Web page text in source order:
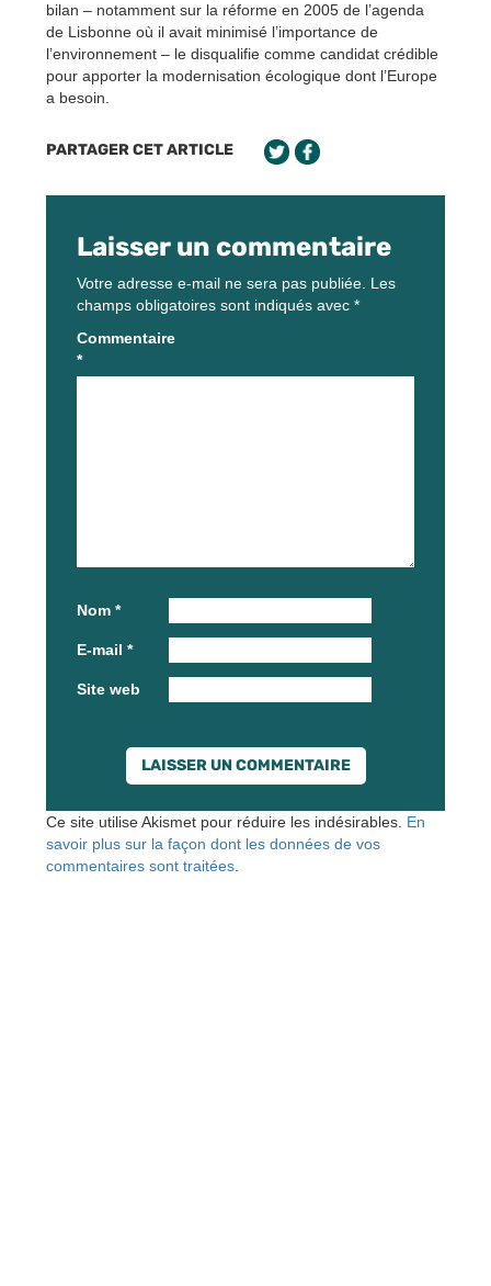
bilan – notamment sur la réforme en 2005 de l’agenda
de Lisbonne où il avait minimisé l’importance de
l’environnement – le disqualifie comme candidat crédible
pour apporter la modernisation écologique dont l’Europe
a besoin.
PARTAGER CET ARTICLE
Laisser un commentaire
Votre adresse e-mail ne sera pas publiée. Les
champs obligatoires sont indiqués avec *
Commentaire
*
Nom *
E-mail *
Site web
Ce site utilise Akismet pour réduire les indésirables. En
savoir plus sur la façon dont les données de vos
commentaires sont traitées